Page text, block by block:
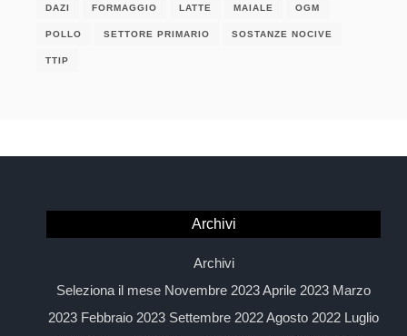
DAZI FORMAGGIO LATTE MAIALE OGM
POLLO SETTORE PRIMARIO SOSTANZE NOCIVE
TTIP
Archivi
Archivi
Seleziona il mese Novembre 2023 Aprile 2023 Marzo
2023 Febbraio 2023 Settembre 2022 Agosto 2022 Luglio